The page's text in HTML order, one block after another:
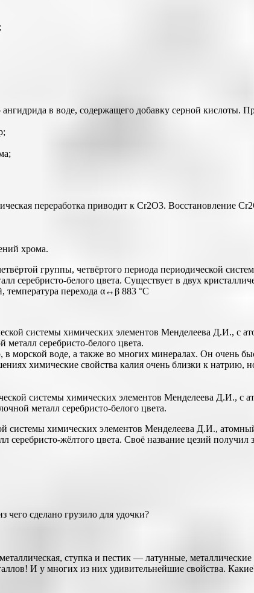
в воде, содержащего добавку серной кислоты.
переработка приводит к Cr2O3. Восстановление
хрома.
группы, четвёртого периода периодической
белого цвета. Существует в двух
температура перехода α↔β 883 °C
системы химических элементов Менделеева Д.И., с
серебристо-белого цвета.
морской воде, а также во многих минералах. Он очень
химические свойства калия очень близки к натрию,
системы химических элементов Менделеева Д.И., с
металл серебристо-белого цвета.
химических элементов Менделеева Д.И.,
жёлтого цвета. Своё название цезий получил
сделано грузило для удочки?
ступка и пестик — латунные, металлические
И у многих из них удивительнейшие свойства.